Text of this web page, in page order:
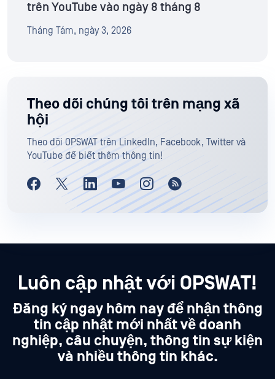
trên YouTube vào ngày 8 tháng 8
Tháng Tám, ngày 3, 2026
Theo dõi chúng tôi trên mạng xã
hội
Theo dõi OPSWAT trên LinkedIn, Facebook, Twitter và
YouTube để biết thêm thông tin!
Luôn cập nhật với OPSWAT!
Đăng ký ngay hôm nay để nhận thông
tin cập nhật mới nhất về doanh
nghiệp, câu chuyện, thông tin sự kiện
và nhiều thông tin khác.